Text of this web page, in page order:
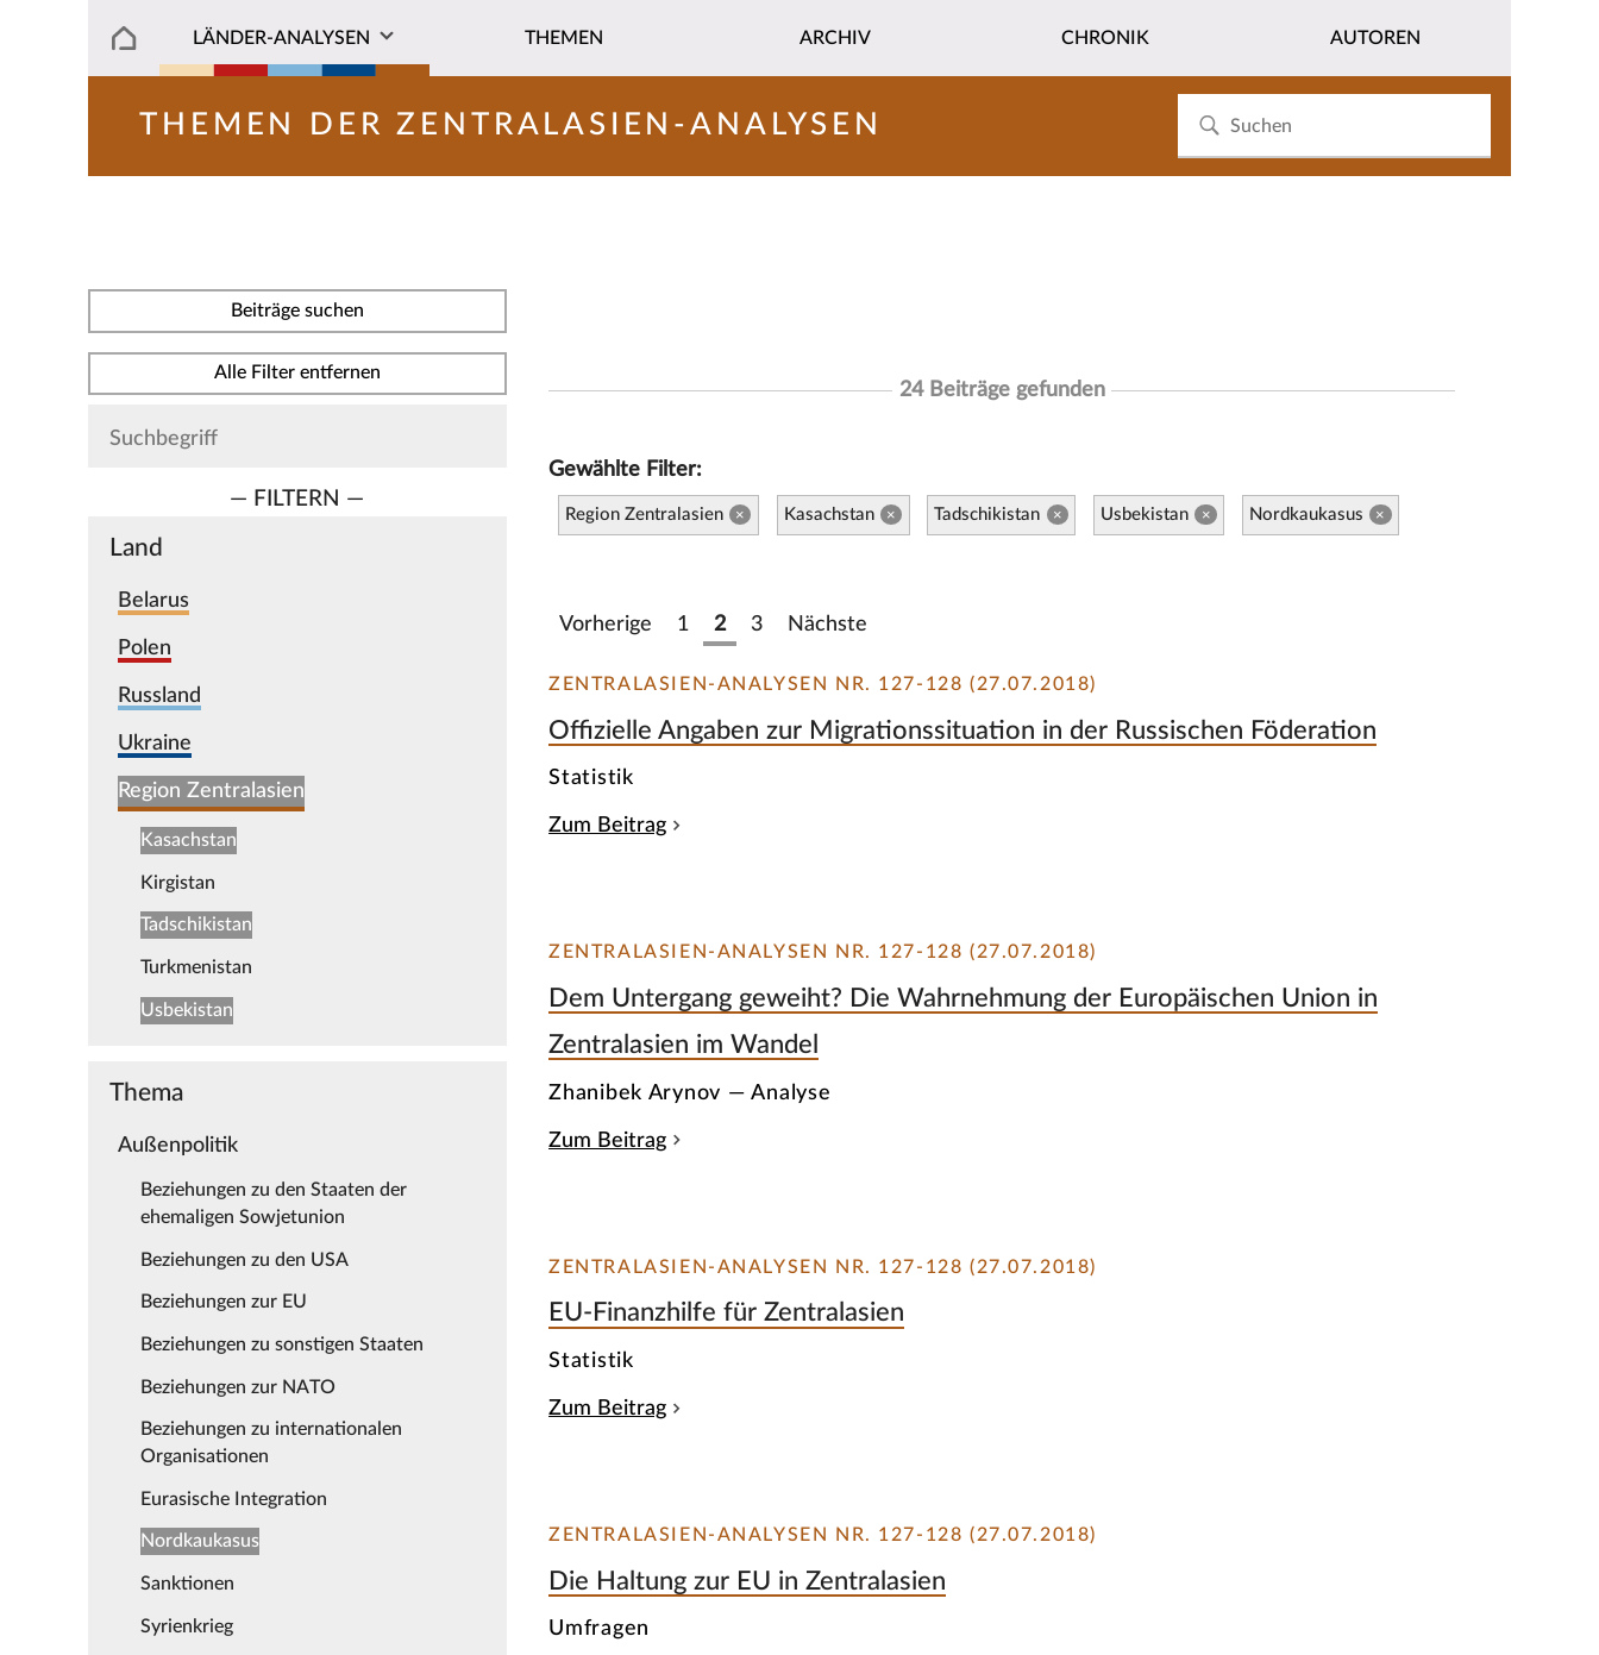
LÄNDER-ANALYSEN THEMEN ARCHIV CHRONIK AUTOREN
THEMEN DER ZENTRALASIEN-ANALYSEN
Beiträge suchen
Alle Filter entfernen
— FILTERN —
Land
Belarus
Polen
Russland
Ukraine
Region Zentralasien
Kasachstan
Kirgistan
Tadschikistan
Turkmenistan
Usbekistan
Thema
Außenpolitik
Beziehungen zu den Staaten der
ehemaligen Sowjetunion
Beziehungen zu den USA
Beziehungen zur EU
Beziehungen zu sonstigen Staaten
Beziehungen zur NATO
Beziehungen zu internationalen
Organisationen
Eurasische Integration
Nordkaukasus
Sanktionen
Syrienkrieg
24 Beiträge gefunden
Gewählte Filter:
Region Zentralasien × Kasachstan × Tadschikistan × Usbekistan × Nordkaukasus ×
Vorherige 1 2 3 Nächste
ZENTRALASIEN-ANALYSEN NR. 127-128 (27.07.2018)
Offizielle Angaben zur Migrationssituation in der Russischen Föderation
Statistik
Zum Beitrag
ZENTRALASIEN-ANALYSEN NR. 127-128 (27.07.2018)
Dem Untergang geweiht? Die Wahrnehmung der Europäischen Union in
Zentralasien im Wandel
Zhanibek Arynov — Analyse
Zum Beitrag
ZENTRALASIEN-ANALYSEN NR. 127-128 (27.07.2018)
EU-Finanzhilfe für Zentralasien
Statistik
Zum Beitrag
ZENTRALASIEN-ANALYSEN NR. 127-128 (27.07.2018)
Die Haltung zur EU in Zentralasien
Umfragen